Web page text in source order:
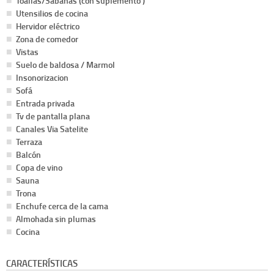
Utensilios de cocina
Hervidor eléctrico
Zona de comedor
Vistas
Suelo de baldosa / Marmol
Insonorizacion
Sofá
Entrada privada
Tv de pantalla plana
Canales Via Satelite
Terraza
Balcón
Copa de vino
Sauna
Trona
Enchufe cerca de la cama
Almohada sin plumas
Cocina
CARACTERÍSTICAS